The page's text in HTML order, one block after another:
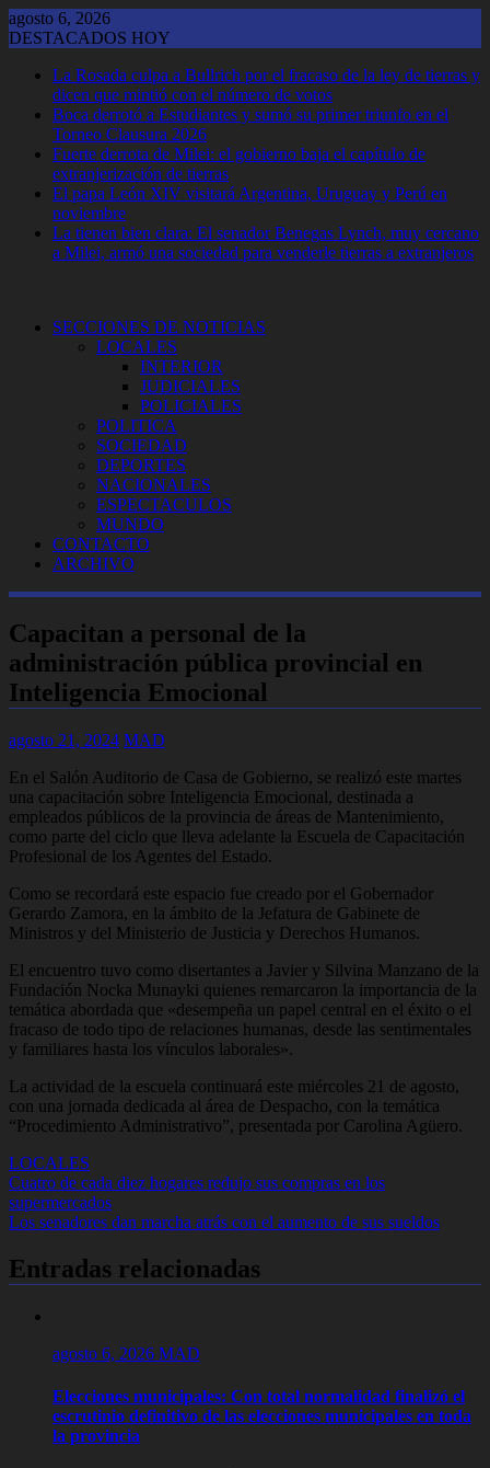
Saltar
al
agosto 6, 2026
DESTACADOS HOY
La Rosada culpa a Bullrich por el fracaso de la ley de tierras y
dicen que mintió con el número de votos
Boca derrotó a Estudiantes y sumó su primer triunfo en el
Torneo Clausura 2026
Fuerte derrota de Milei: el gobierno baja el capítulo de
extranjerización de tierras
El papa León XIV visitará Argentina, Uruguay y Perú en
noviembre
La tienen bien clara: El senador Benegas Lynch, muy cercano
a Milei, armó una sociedad para venderle tierras a extranjeros
SECCIONES DE NOTICIAS
LOCALES
INTERIOR
JUDICIALES
POLICIALES
POLITICA
SOCIEDAD
DEPORTES
NACIONALES
ESPECTACULOS
MUNDO
CONTACTO
ARCHIVO
Capacitan a personal de la
administración pública provincial en
Inteligencia Emocional
agosto 21, 2024 MAD
En el Salón Auditorio de Casa de Gobierno, se realizó este martes
una capacitación sobre Inteligencia Emocional, destinada a
empleados públicos de la provincia de áreas de Mantenimiento,
como parte del ciclo que lleva adelante la Escuela de Capacitación
Profesional de los Agentes del Estado.
Como se recordará este espacio fue creado por el Gobernador
Gerardo Zamora, en la ámbito de la Jefatura de Gabinete de
Ministros y del Ministerio de Justicia y Derechos Humanos.
El encuentro tuvo como disertantes a Javier y Silvina Manzano de la
Fundación Nocka Munayki quienes remarcaron la importancia de la
temática abordada que «desempeña un papel central en el éxito o el
fracaso de todo tipo de relaciones humanas, desde las sentimentales
y familiares hasta los vínculos laborales».
La actividad de la escuela continuará este miércoles 21 de agosto,
con una jornada dedicada al área de Despacho, con la temática
“Procedimiento Administrativo”, presentada por Carolina Agüero.
LOCALES
Navegación
de
Cuatro de cada diez hogares redujo sus compras en los
supermercados
Los senadores dan marcha atrás con el aumento de sus sueldos
Entradas relacionadas
agosto 6, 2026 MAD
Elecciones municipales: Con total normalidad finalizó el
escrutinio definitivo de las elecciones municipales en toda
la provincia